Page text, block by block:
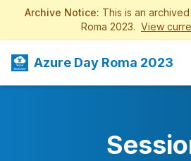
Archive Notice: This is an
Roma 2023. View
Azure Day Roma 2023